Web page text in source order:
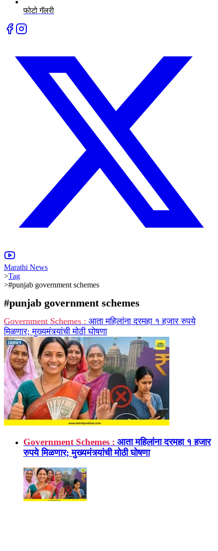
फोटो गॅलरी
Marathi News
>Tag
>#punjab government schemes
#punjab government schemes
Government Schemes : आता महिलांना दरमहा १ हजार रुपये
मिळणार; मुख्यमंत्र्यांची मोठी घोषणा
Government Schemes : आता महिलांना दरमहा १ हजार
रुपये मिळणार; मुख्यमंत्र्यांची मोठी घोषणा